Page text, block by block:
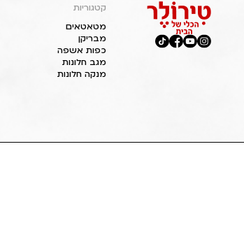
קטגוריות
מטאטאים
מבריקן
כפות אשפה
מגב חלונות
מנקה חלונות